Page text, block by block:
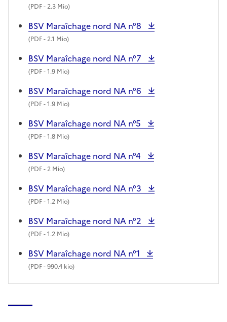
(PDF- 2.3 Mio)
BSV Maraîchage nord NA n°8
(PDF- 2.1 Mio)
BSV Maraîchage nord NA n°7
(PDF- 1.9 Mio)
BSV Maraîchage nord NA n°6
(PDF- 1.9 Mio)
BSV Maraîchage nord NA n°5
(PDF- 1.8 Mio)
BSV Maraîchage nord NA n°4
(PDF- 2 Mio)
BSV Maraîchage nord NA n°3
(PDF- 1.2 Mio)
BSV Maraîchage nord NA n°2
(PDF- 1.2 Mio)
BSV Maraîchage nord NA n°1
(PDF- 990.4 kio)